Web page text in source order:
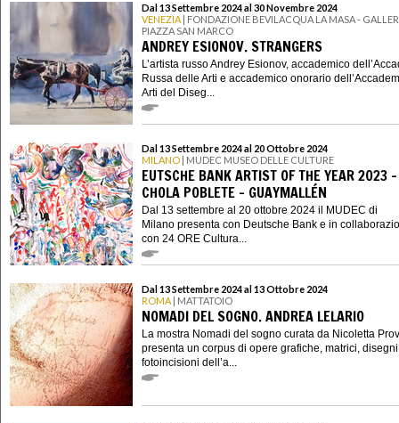
Dal 13 Settembre 2024 al 30 Novembre 2024
VENEZIA | FONDAZIONE BEVILACQUA LA MASA -
PIAZZA SAN MARCO
ANDREY ESIONOV. STRANGERS
L’artista russo Andrey Esionov, accademico
Russa delle Arti e accademico onorario
Arti del Diseg...
Dal 13 Settembre 2024 al 20 Ottobre 2024
MILANO | MUDEC MUSEO DELLE CULTURE
EUTSCHE BANK ARTIST OF THE YEAR 2023
CHOLA POBLETE – GUAYMALLÉN
Dal 13 settembre al 20 ottobre 2024 il MUDEC di
Milano presenta con Deutsche Bank e in
con 24 ORE Cultura...
Dal 13 Settembre 2024 al 13 Ottobre 2024
ROMA | MATTATOIO
NOMADI DEL SOGNO. ANDREA LELARIO
La mostra Nomadi del sogno curata da Nicoletta
presenta un corpus di opere grafiche, matrici,
fotoincisioni dell’a...